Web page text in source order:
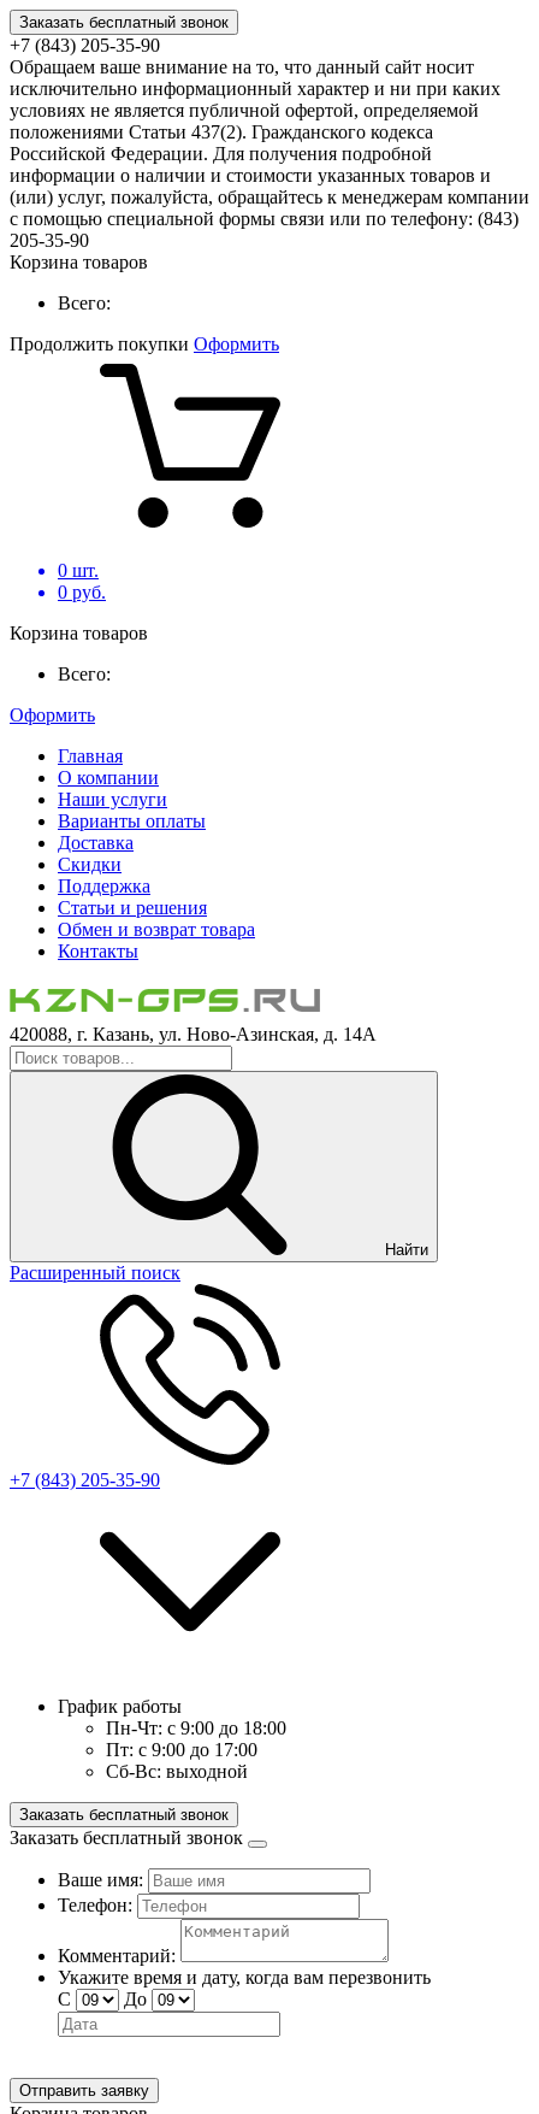
Заказать бесплатный звонок
+7 (843) 205-35-90
Обращаем ваше внимание на то, что данный сайт носит
исключительно информационный характер и ни при каких
условиях не является публичной офертой, определяемой
положениями Статьи 437(2). Гражданского кодекса
Российской Федерации. Для получения подробной
информации о наличии и стоимости указанных товаров и
(или) услуг, пожалуйста, обращайтесь к менеджерам компании
с помощью специальной формы связи или по телефону: (843)
205-35-90
Корзина товаров
Всего:
Продолжить покупки Оформить
0 шт.
0 руб.
Корзина товаров
Всего:
Оформить
Главная
О компании
Наши услуги
Варианты оплаты
Доставка
Скидки
Поддержка
Статьи и решения
Обмен и возврат товара
Контакты
420088, г. Казань, ул. Ново-Азинская, д. 14А
Найти
Расширенный поиск
+7 (843) 205-35-90
График работы
Пн-Чт: с 9:00 до 18:00
Пт: с 9:00 до 17:00
Сб-Вс: выходной
Заказать бесплатный звонок
Заказать бесплатный звонок
Ваше имя:
Телефон:
Комментарий:
Укажите время и дату, когда вам перезвонить
С
До
Отправить заявку